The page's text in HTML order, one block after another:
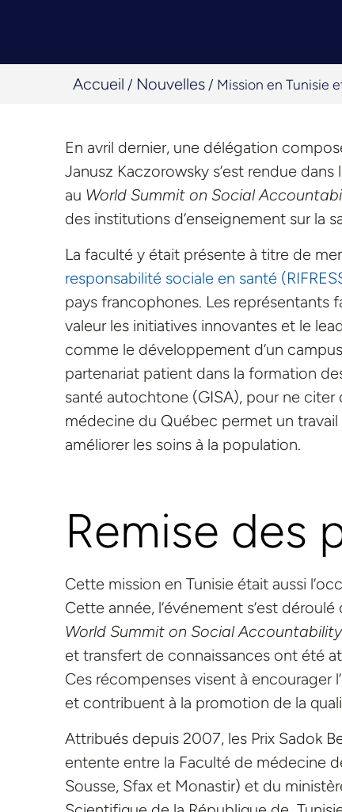
Accueil / Nouvelles / Mission en Tunisie
En avril dernier, une délégation
Janusz Kaczorowsky s’est rendue
au World Summit on Social
des institutions d’enseignement sur la
La faculté y était présente à titre de
responsabilité sociale en santé
pays francophones. Les représentants
valeur les initiatives innovantes et le
comme le développement d’un
partenariat patient dans la formation
santé autochtone (GISA), pour ne
médecine du Québec permet un
améliorer les soins à la population.
Remise des
Cette mission en Tunisie était aussi
Cette année, l’événement s’est
World Summit on Social Accountability
et transfert de connaissances ont été
Ces récompenses visent à encourager
et contribuent à la promotion de la
Attribués depuis 2007, les Prix Sadok
entente entre la Faculté de médecine
Sousse, Sfax et Monastir) et du